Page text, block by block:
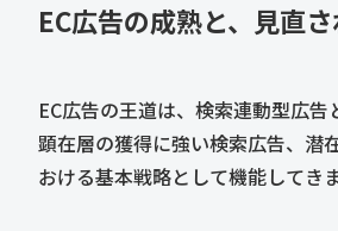
EC広告の成熟と、見直
EC広告の王道は、検索連動型広告
顕在層の獲得に強い検索広告、潜
おける基本戦略として機能してき